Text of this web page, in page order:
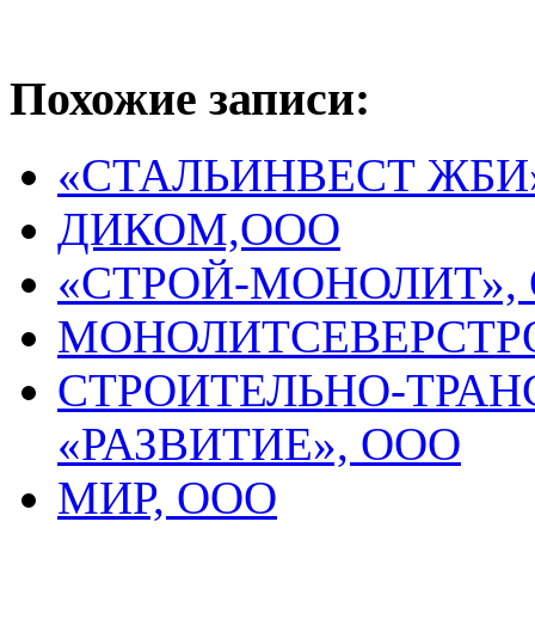
Похожие записи:
«СТАЛЬИНВЕСТ
ДИКОМ,ООО
«СТРОЙ-МОНОЛИТ»,
СТРОИТЕЛЬНО-
«РАЗВИТИЕ», ООО
МИР, ООО